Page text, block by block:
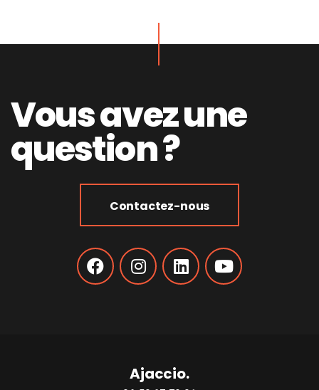
Vous avez une
question ?
Contactez-nous
Ajaccio.